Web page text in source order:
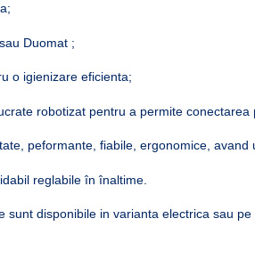
Duomat ;
o igienizare eficienta;
robotizat pentru a permite
peformante, fiabile, ergonomice, avand
reglabile în înaltime.
sunt disponibile in varianta electrica sau pe